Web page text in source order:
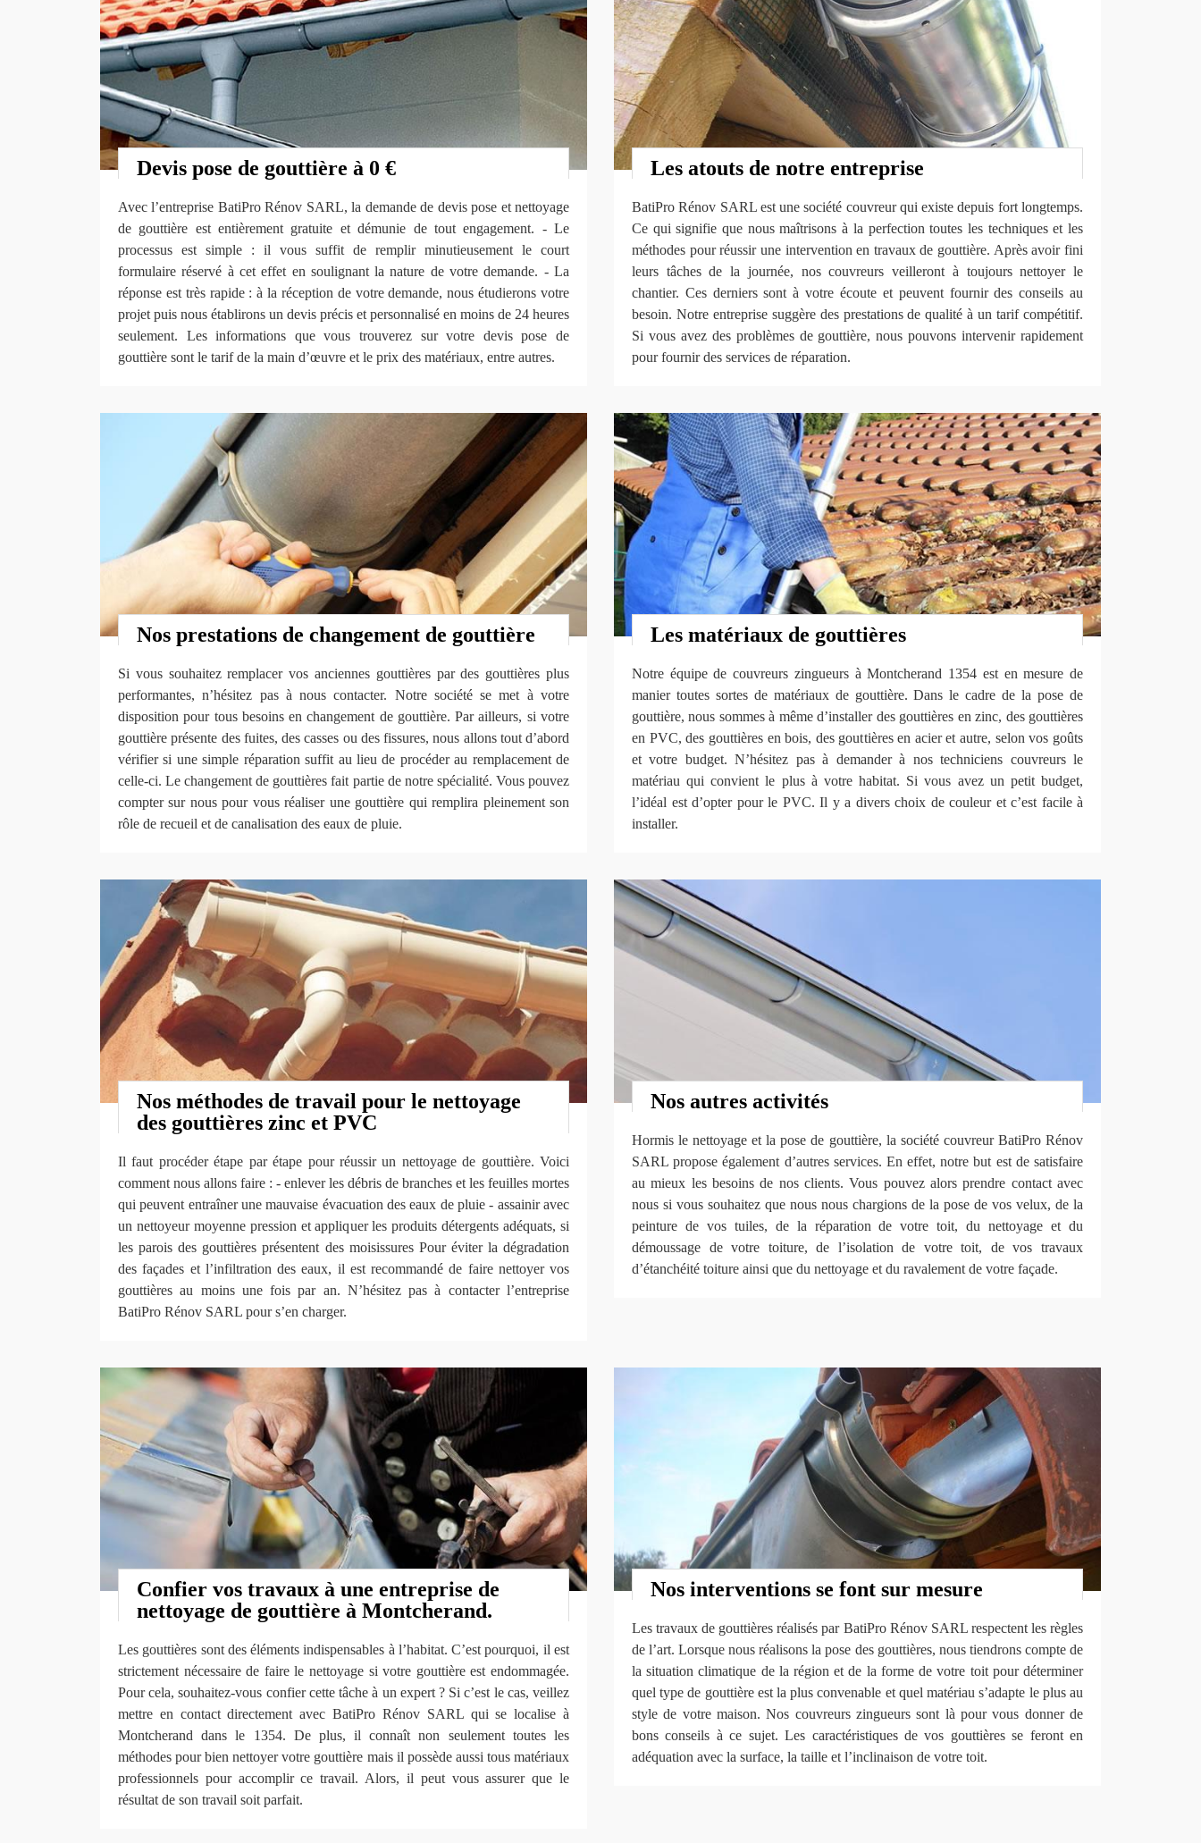
Devis pose de gouttière à 0 €
Avec l’entreprise BatiPro Rénov SARL, la demande de devis pose et nettoyage
de gouttière est entièrement gratuite et démunie de tout engagement. - Le
processus est simple : il vous suffit de remplir minutieusement le court
formulaire réservé à cet effet en soulignant la nature de votre demande. - La
réponse est très rapide : à la réception de votre demande, nous étudierons votre
projet puis nous établirons un devis précis et personnalisé en moins de 24 heures
seulement. Les informations que vous trouverez sur votre devis pose de
gouttière sont le tarif de la main d’œuvre et le prix des matériaux, entre autres.
Les atouts de notre entreprise
BatiPro Rénov SARL est une société couvreur qui existe depuis fort longtemps.
Ce qui signifie que nous maîtrisons à la perfection toutes les techniques et les
méthodes pour réussir une intervention en travaux de gouttière. Après avoir fini
leurs tâches de la journée, nos couvreurs veilleront à toujours nettoyer le
chantier. Ces derniers sont à votre écoute et peuvent fournir des conseils au
besoin. Notre entreprise suggère des prestations de qualité à un tarif compétitif.
Si vous avez des problèmes de gouttière, nous pouvons intervenir rapidement
pour fournir des services de réparation.
Nos prestations de changement de gouttière
Si vous souhaitez remplacer vos anciennes gouttières par des gouttières plus
performantes, n’hésitez pas à nous contacter. Notre société se met à votre
disposition pour tous besoins en changement de gouttière. Par ailleurs, si votre
gouttière présente des fuites, des casses ou des fissures, nous allons tout d’abord
vérifier si une simple réparation suffit au lieu de procéder au remplacement de
celle-ci. Le changement de gouttières fait partie de notre spécialité. Vous pouvez
compter sur nous pour vous réaliser une gouttière qui remplira pleinement son
rôle de recueil et de canalisation des eaux de pluie.
Les matériaux de gouttières
Notre équipe de couvreurs zingueurs à Montcherand 1354 est en mesure de
manier toutes sortes de matériaux de gouttière. Dans le cadre de la pose de
gouttière, nous sommes à même d’installer des gouttières en zinc, des gouttières
en PVC, des gouttières en bois, des gouttières en acier et autre, selon vos goûts
et votre budget. N’hésitez pas à demander à nos techniciens couvreurs le
matériau qui convient le plus à votre habitat. Si vous avez un petit budget,
l’idéal est d’opter pour le PVC. Il y a divers choix de couleur et c’est facile à
installer.
Nos méthodes de travail pour le nettoyage
des gouttières zinc et PVC
Il faut procéder étape par étape pour réussir un nettoyage de gouttière. Voici
comment nous allons faire : - enlever les débris de branches et les feuilles mortes
qui peuvent entraîner une mauvaise évacuation des eaux de pluie - assainir avec
un nettoyeur moyenne pression et appliquer les produits détergents adéquats, si
les parois des gouttières présentent des moisissures Pour éviter la dégradation
des façades et l’infiltration des eaux, il est recommandé de faire nettoyer vos
gouttières au moins une fois par an. N’hésitez pas à contacter l’entreprise
BatiPro Rénov SARL pour s’en charger.
Nos autres activités
Hormis le nettoyage et la pose de gouttière, la société couvreur BatiPro Rénov
SARL propose également d’autres services. En effet, notre but est de satisfaire
au mieux les besoins de nos clients. Vous pouvez alors prendre contact avec
nous si vous souhaitez que nous nous chargions de la pose de vos velux, de la
peinture de vos tuiles, de la réparation de votre toit, du nettoyage et du
démoussage de votre toiture, de l’isolation de votre toit, de vos travaux
d’étanchéité toiture ainsi que du nettoyage et du ravalement de votre façade.
Confier vos travaux à une entreprise de
nettoyage de gouttière à Montcherand.
Les gouttières sont des éléments indispensables à l’habitat. C’est pourquoi, il est
strictement nécessaire de faire le nettoyage si votre gouttière est endommagée.
Pour cela, souhaitez-vous confier cette tâche à un expert ? Si c’est le cas, veillez
mettre en contact directement avec BatiPro Rénov SARL qui se localise à
Montcherand dans le 1354. De plus, il connaît non seulement toutes les
méthodes pour bien nettoyer votre gouttière mais il possède aussi tous matériaux
professionnels pour accomplir ce travail. Alors, il peut vous assurer que le
résultat de son travail soit parfait.
Nos interventions se font sur mesure
Les travaux de gouttières réalisés par BatiPro Rénov SARL respectent les règles
de l’art. Lorsque nous réalisons la pose des gouttières, nous tiendrons compte de
la situation climatique de la région et de la forme de votre toit pour déterminer
quel type de gouttière est la plus convenable et quel matériau s’adapte le plus au
style de votre maison. Nos couvreurs zingueurs sont là pour vous donner de
bons conseils à ce sujet. Les caractéristiques de vos gouttières se feront en
adéquation avec la surface, la taille et l’inclinaison de votre toit.